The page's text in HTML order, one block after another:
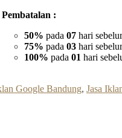
:
50% pada 07 hari
75% pada 03 hari
100% pada 01 hari
Google Bandung, Jasa